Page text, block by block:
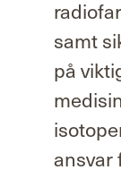
samt
på
ansvar